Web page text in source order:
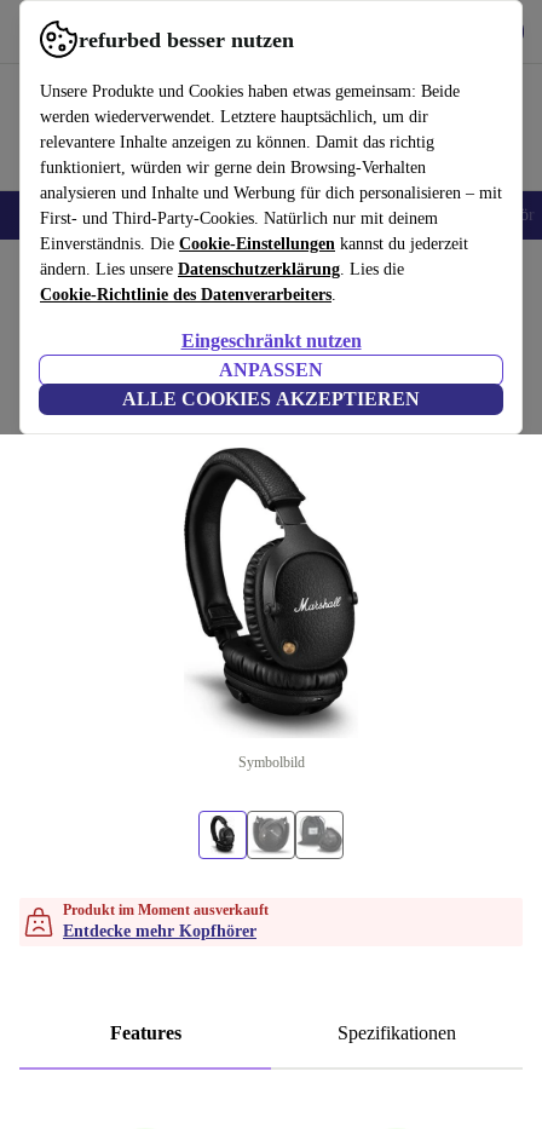
refurbed besser nutzen
Unsere Produkte und Cookies haben etwas gemeinsam: Beide
werden wiederverwendet. Letztere hauptsächlich, um dir
relevantere Inhalte anzeigen zu können. Damit das richtig
funktioniert, würden wir gerne dein Browsing-Verhalten
analysieren und Inhalte und Werbung für dich personalisieren – mit
First- und Third-Party-Cookies. Natürlich nur mit deinem
Einverständnis. Die Cookie-Einstellungen kannst du jederzeit
ändern. Lies unsere Datenschutzerklärung. Lies die
Cookie-Richtlinie des Datenverarbeiters.
Eingeschränkt nutzen
ANPASSEN
ALLE COOKIES AKZEPTIEREN
refurbed schnell und einfach nutzen
🎒 Back to school Handys Laptops Tablets Smartwatches Zubehör
Home Produkte Audio Kopfhörer
Marshall Monitor II A.N.C.
Schwarz
(Bewertungen werden gesammelt)
Symbolbild
Produkt im Moment ausverkauft
Entdecke mehr Kopfhörer
Features Spezifikationen